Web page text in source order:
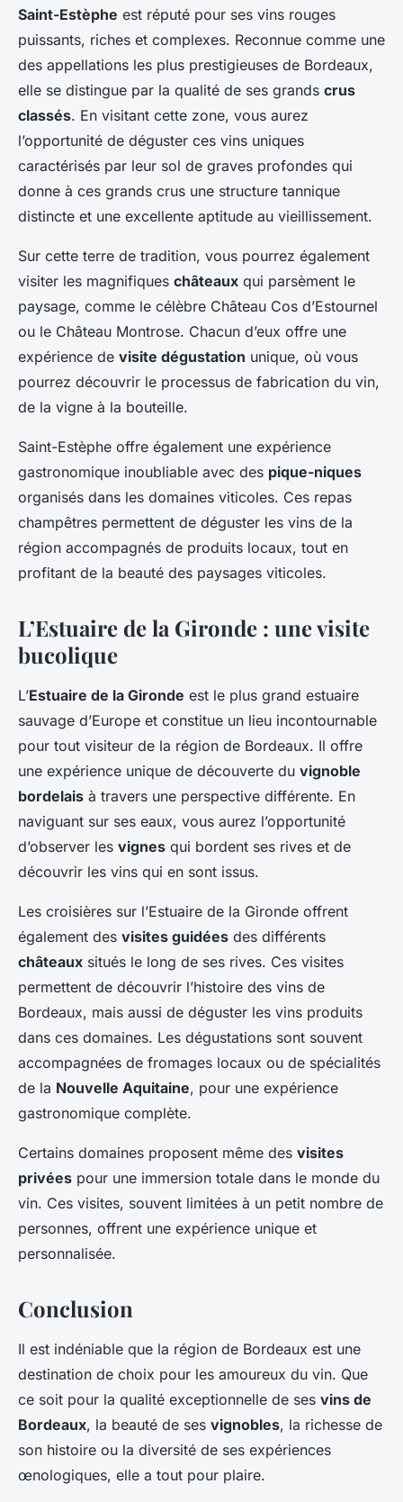
Saint-Estèphe est réputé pour ses vins rouges
puissants, riches et complexes. Reconnue comme une
des appellations les plus prestigieuses de Bordeaux,
elle se distingue par la qualité de ses grands crus
classés. En visitant cette zone, vous aurez
l’opportunité de déguster ces vins uniques
caractérisés par leur sol de graves profondes qui
donne à ces grands crus une structure tannique
distincte et une excellente aptitude au vieillissement.
Sur cette terre de tradition, vous pourrez également
visiter les magnifiques châteaux qui parsèment le
paysage, comme le célèbre Château Cos d’Estournel
ou le Château Montrose. Chacun d’eux offre une
expérience de visite dégustation unique, où vous
pourrez découvrir le processus de fabrication du vin,
de la vigne à la bouteille.
Saint-Estèphe offre également une expérience
gastronomique inoubliable avec des pique-niques
organisés dans les domaines viticoles. Ces repas
champêtres permettent de déguster les vins de la
région accompagnés de produits locaux, tout en
profitant de la beauté des paysages viticoles.
L’Estuaire de la Gironde : une visite
bucolique
L’Estuaire de la Gironde est le plus grand estuaire
sauvage d’Europe et constitue un lieu incontournable
pour tout visiteur de la région de Bordeaux. Il offre
une expérience unique de découverte du vignoble
bordelais à travers une perspective différente. En
naviguant sur ses eaux, vous aurez l’opportunité
d’observer les vignes qui bordent ses rives et de
découvrir les vins qui en sont issus.
Les croisières sur l’Estuaire de la Gironde offrent
également des visites guidées des différents
châteaux situés le long de ses rives. Ces visites
permettent de découvrir l’histoire des vins de
Bordeaux, mais aussi de déguster les vins produits
dans ces domaines. Les dégustations sont souvent
accompagnées de fromages locaux ou de spécialités
de la Nouvelle Aquitaine, pour une expérience
gastronomique complète.
Certains domaines proposent même des visites
privées pour une immersion totale dans le monde du
vin. Ces visites, souvent limitées à un petit nombre de
personnes, offrent une expérience unique et
personnalisée.
Conclusion
Il est indéniable que la région de Bordeaux est une
destination de choix pour les amoureux du vin. Que
ce soit pour la qualité exceptionnelle de ses vins de
Bordeaux, la beauté de ses vignobles, la richesse de
son histoire ou la diversité de ses expériences
œnologiques, elle a tout pour plaire.